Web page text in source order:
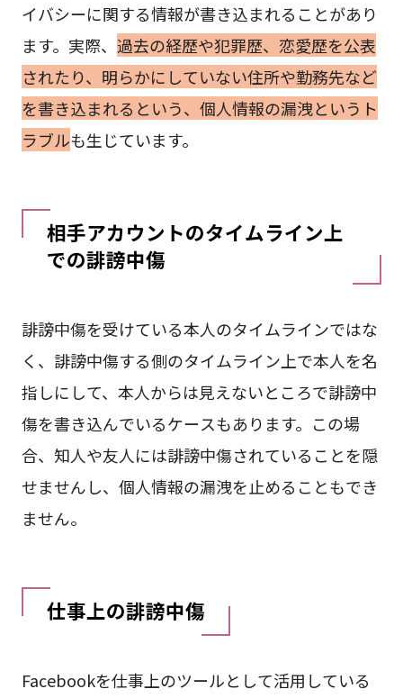
イバシーに関する情報が書き込まれることがあり
ます。実際、 過去の経歴や犯罪歴、恋愛歴を公表
されたり、明らかにしていない住所や勤務先など
を書き込まれるという、個人情報の漏洩というト
ラブルも生じています。
相手アカウントのタイムライン上
での誹謗中傷
誹謗中傷を受けている本人のタイムラインではな
く、誹謗中傷する側のタイムライン上で本人を名
指しにして、本人からは見えないところで誹謗中
傷を書き込んでいるケースもあります。この場
合、知人や友人には誹謗中傷されていることを隠
せませんし、個人情報の漏洩を止めることもでき
ません。
仕事上の誹謗中傷
Facebookを仕事上のツールとして活用している